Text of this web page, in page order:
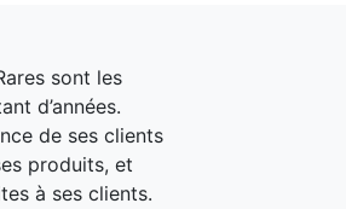
sont les
d’années.
de ses clients
produits, et
à ses clients.